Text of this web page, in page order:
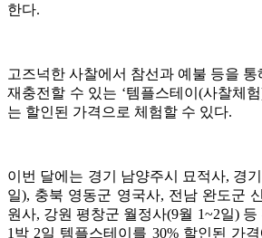
한다.
고즈넉한 사찰에서 참선과 예불 등을
재충전할 수 있는 ‘템플스테이(사찰체
는 할인된 가격으로 체험할 수 있다.
이번 달에는 경기 남양주시 묘적사, 경
일), 충북 영동군 영국사, 전남 완도군
원사, 강원 평창군 월정사(9월 1~2일) 등
1박 2일 템플스테이를 30% 할인된 가